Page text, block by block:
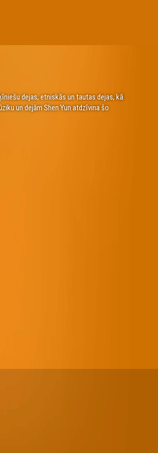
dejas, etniskās un tautas dejas, kā
un dejām Shen Yun atdzīvina šo